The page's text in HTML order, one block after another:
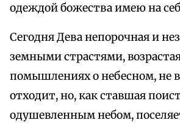
одеждой божества имею на
Сегодня Дева непорочная и
земными страстями,
помышлениях о небесном, не
отходит, но, как ставшая
одушевленным небом,